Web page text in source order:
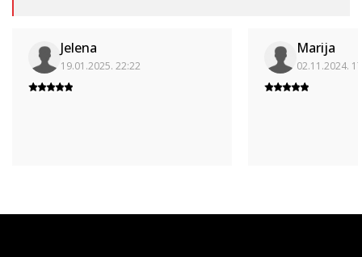
Jelena
19.01.2025. 22:22
Marija
02.11.2024.